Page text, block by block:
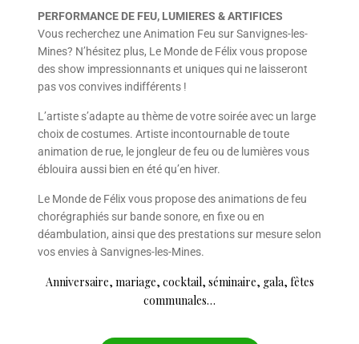
PERFORMANCE DE FEU, LUMIERES & ARTIFICES
Vous recherchez une Animation Feu sur Sanvignes-les-
Mines? N’hésitez plus, Le Monde de Félix vous propose
des show impressionnants et uniques qui ne laisseront
pas vos convives indifférents !
L’artiste s’adapte au thème de votre soirée avec un large
choix de costumes. Artiste incontournable de toute
animation de rue, le jongleur de feu ou de lumières vous
éblouira aussi bien en été qu’en hiver.
Le Monde de Félix vous propose des animations de feu
chorégraphiés sur bande sonore, en fixe ou en
déambulation, ainsi que des prestations sur mesure selon
vos envies à Sanvignes-les-Mines.
Anniversaire, mariage, cocktail, séminaire, gala, fêtes
communales…